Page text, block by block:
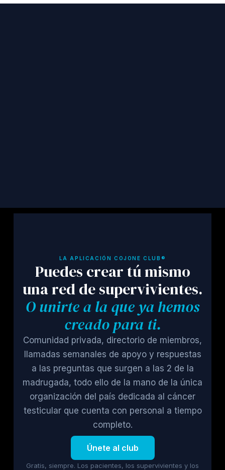
LA APLICACIÓN COJONE CLUB®
Puedes crear tú mismo
una red de supervivientes.
O unirte a la que ya hemos
creado para ti.
Comunidad privada, directorio de miembros,
llamadas semanales de apoyo y respuestas
a las preguntas que surgen a las 2 de la
madrugada, todo ello de la mano de la única
organización del país dedicada al cáncer
testicular que cuenta con personal a tiempo
completo.
Únete al club
Gratis, siempre. Los pacientes, los supervivientes y los